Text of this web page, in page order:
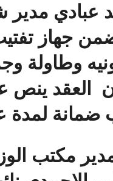
عبادي مدير
جهاز
وطاولة
العقد ينص
ضمانة لمدة
مكتب